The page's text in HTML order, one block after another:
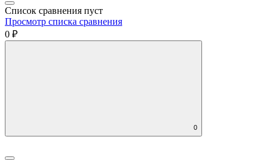
Список сравнения пуст
Просмотр списка сравнения
0 ₽
0